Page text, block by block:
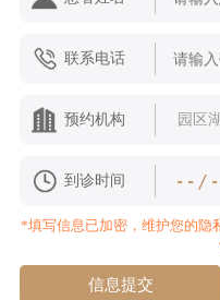
联系电话
预约机构
到诊时间
*填写信息已加密，维护您的隐
信息提交